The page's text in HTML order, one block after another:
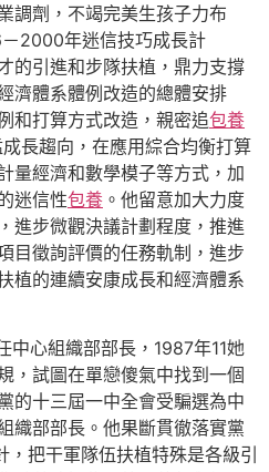
調劑，不竭完美生孩子力布
2000年迷信技巧成長計
的引進和步隊扶植，鼎力支撐
濟體系體例改造的總體安排
和打算方式改造，親密追包養
長趨向，在應用綜合均衡打算
量經濟和數學模子等方式，加
迷信性包養 。他留意加大力度
進步微觀決議計劃程度，推進
目徵詢評價的任務軌制，進步
植的連續安康成長和經濟體系
中心組織部部長，1987年11她
，試圖在單戀傻氣中找到一個
的十三屆一中全會受騙選為中
織部部長。他果斷貫徹落實黨
，把干軍隊伍扶植特殊是各級引